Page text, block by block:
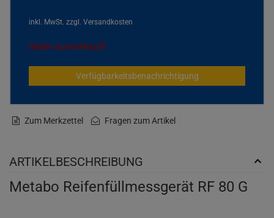
inkl. MwSt. zzgl. Versandkosten
leider ausverkauft
Verfügbarkeitsbenachrichtigung
Zum Merkzettel Fragen zum Artikel
ARTIKELBESCHREIBUNG
Metabo Reifenfüllmessgerät RF 80 G